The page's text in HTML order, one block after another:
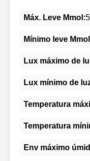
Máx. Leve Mmol:
Mínimo leve
Lux máximo de
Lux mínimo de
Temperatura
Temperatura
Env máximo